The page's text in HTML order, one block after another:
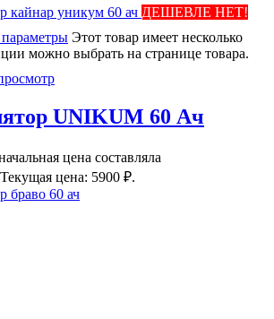
ДЕШЕВЛЕ НЕТ!
Этот товар имеет несколько
можно выбрать на странице товара.
UNIKUM 60 Ач
цена составляла
Текущая цена: 5900 ₽.